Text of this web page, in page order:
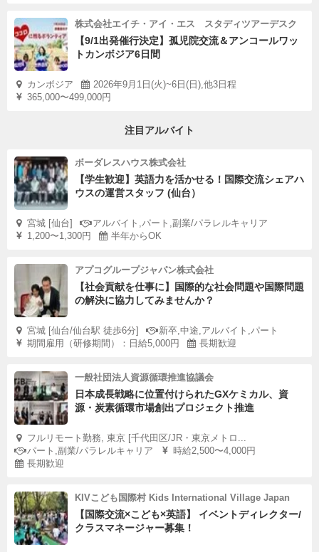
株式会社エイチ・アイ・エス スタディツアーデスク
【9/1出発催行決定】孤児院交流＆アンコールワッ
トカンボジア6日間
カンボジア
2026年9月1日(火)~6日(日),他3日程
365,000〜499,000円
注目アルバイト
ボーダレスハウス株式会社
【学生歓迎】英語力を活かせる！国際交流シェアハ
ウスの運営スタッフ (仙台）
宮城 [仙台]
アルバイト,パート,副業/パラレルキャリア
1,200〜1,300円
半年からOK
アプコグループジャパン株式会社
【社会貢献を仕事に】国際的な社会問題や国際問題
の解決に協力してみませんか？
宮城 [仙台/仙台駅 徒歩6分]
新卒,中途,アルバイト,パート
期間雇用（研修期間）：日給5,000円
長期歓迎
一般社団法人資源循環推進協議会
日本成長戦略に位置付けられたGXケミカル、資
源・炭素循環市場創出プロジェクト推進
フルリモート勤務, 東京 [千代田区/JR・東京メトロ...
パート,副業/パラレルキャリア
時給2,500〜4,000円
長期歓迎
KIVこども国際村 Kids International Village Japan
【国際交流×こども×英語】 イベントディレクター/
クラスマネージャー募集！